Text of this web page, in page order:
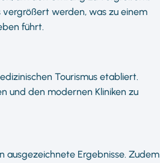
vergrößert werden, was zu einem
führt.
Tourismus etabliert.
und den modernen Kliniken zu
Ergebnisse. Zudem